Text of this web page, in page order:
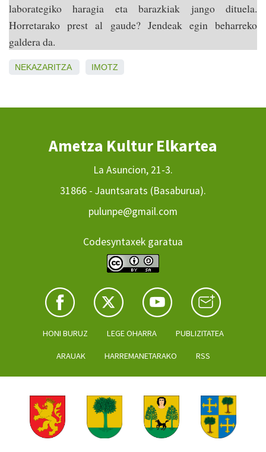
laborategiko haragia eta barazkiak jango dituela.
Horretarako prest al gaude? Jendeak egin beharreko
galdera da.
NEKAZARITZA IMOTZ
Ametza Kultur Elkartea
La Asuncion, 21-3.
31866 - Jauntsarats (Basaburua).
pulunpe@gmail.com
Codesyntaxek garatua
HONI BURUZ LEGE OHARRA PUBLIZITATEA
ARAUAK HARREMANETARAKO RSS